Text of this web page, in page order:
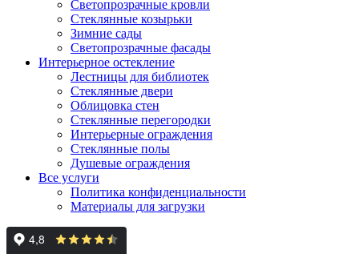
Светопрозрачные кровли
Стеклянные козырьки
Зимние сады
Светопрозрачные фасады
Интерьерное остекление
Лестницы для библиотек
Стеклянные двери
Облицовка стен
Стеклянные перегородки
Интерьерные ограждения
Стеклянные полы
Душевые ограждения
Все услуги
Политика конфиденциальности
Материалы для загрузки